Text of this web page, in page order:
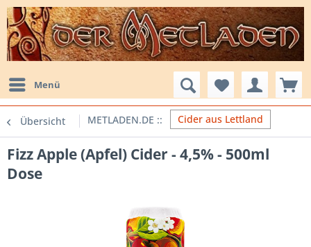
Menü
Übersicht Cider aus Lettland
Fizz Apple (Apfel) Cider - 4,5% - 500ml
Dose